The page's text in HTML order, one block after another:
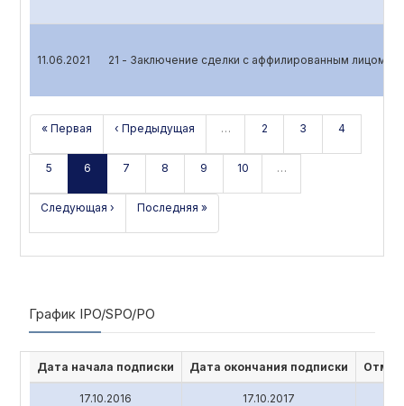
11.06.2021 21 - Заключение сделки с аффилированным лицом
« Первая ‹ Предыдущая … 2 3 4
5 6 7 8 9 10 …
Следующая › Последняя »
График IPO/SPO/PO
Дата начала подписки Дата окончания подписки
17.10.2016 17.10.2017